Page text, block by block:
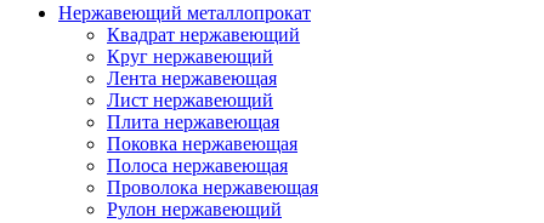
Нержавеющий металлопрокат
Квадрат нержавеющий
Круг нержавеющий
Лента нержавеющая
Лист нержавеющий
Плита нержавеющая
Поковка нержавеющая
Полоса нержавеющая
Проволока нержавеющая
Рулон нержавеющий